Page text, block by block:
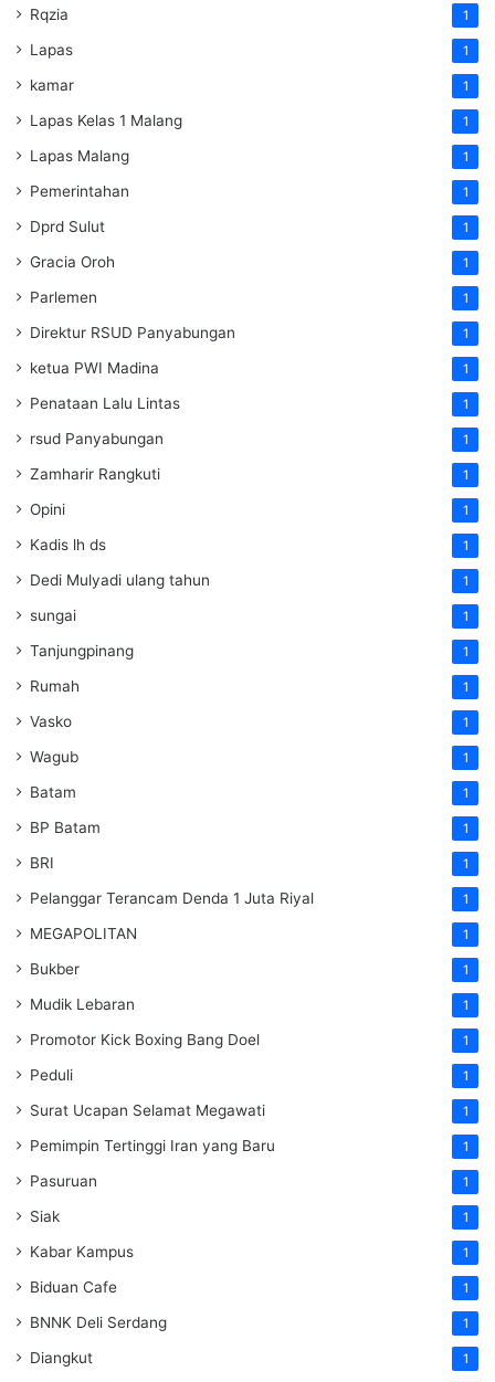
Rqzia 1
Lapas 1
kamar 1
Lapas Kelas 1 Malang 1
Lapas Malang 1
Pemerintahan 1
Dprd Sulut 1
Gracia Oroh 1
Parlemen 1
Direktur RSUD Panyabungan 1
ketua PWI Madina 1
Penataan Lalu Lintas 1
rsud Panyabungan 1
Zamharir Rangkuti 1
Opini 1
Kadis lh ds 1
Dedi Mulyadi ulang tahun 1
sungai 1
Tanjungpinang 1
Rumah 1
Vasko 1
Wagub 1
Batam 1
BP Batam 1
BRI 1
Pelanggar Terancam Denda 1 Juta Riyal 1
MEGAPOLITAN 1
Bukber 1
Mudik Lebaran 1
Promotor Kick Boxing Bang Doel 1
Peduli 1
Surat Ucapan Selamat Megawati 1
Pemimpin Tertinggi Iran yang Baru 1
Pasuruan 1
Siak 1
Kabar Kampus 1
Biduan Cafe 1
BNNK Deli Serdang 1
Diangkut 1